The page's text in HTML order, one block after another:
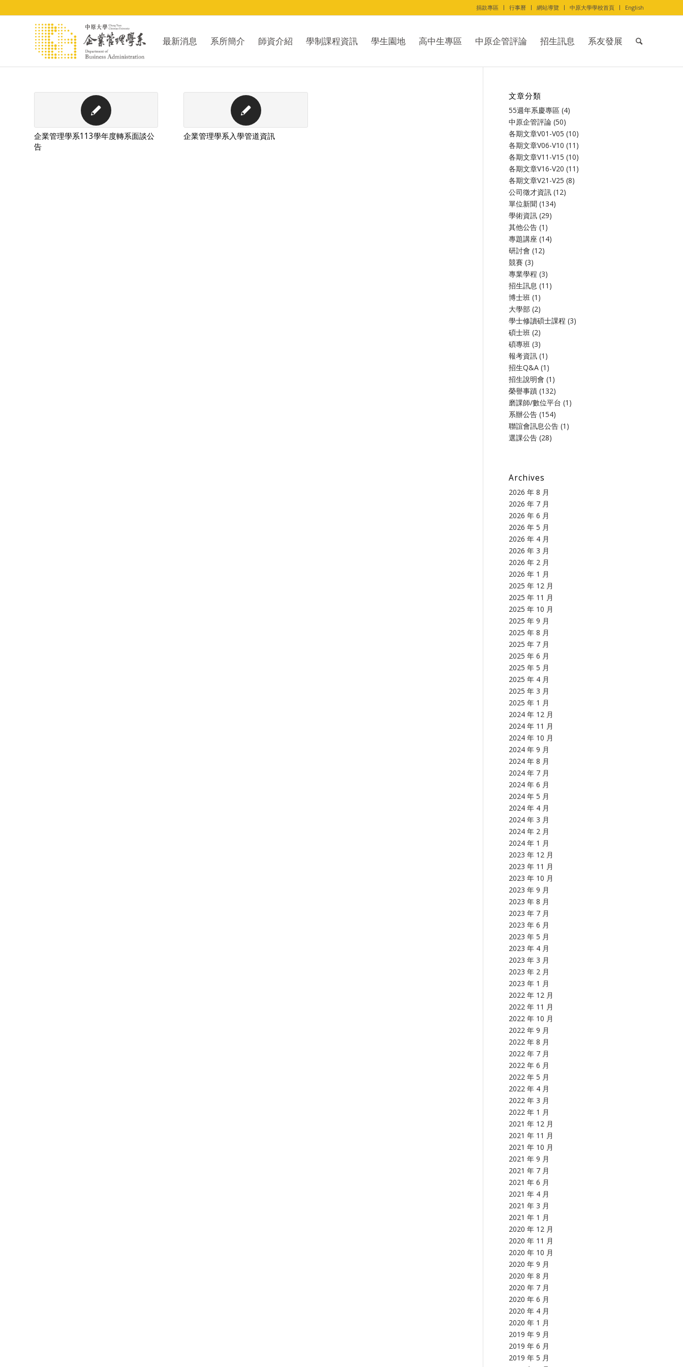
捐款專區 行事曆 網站導覽 中原大學學校首頁 English
最新消息 系所簡介 師資介紹 學制課程資訊 學生園地 高中生專區 中原企管評論 招生訊息 系友發展
企業管理學系113學年度轉系面談公
告
企業管理學系入學管道資訊
文章分類
55週年系慶專區 (4)
中原企管評論 (50)
各期文章V01-V05 (10)
各期文章V06-V10 (11)
各期文章V11-V15 (10)
各期文章V16-V20 (11)
各期文章V21-V25 (8)
公司徵才資訊 (12)
單位新聞 (134)
學術資訊 (29)
其他公告 (1)
專題講座 (14)
研討會 (12)
競賽 (3)
專業學程 (3)
招生訊息 (11)
博士班 (1)
大學部 (2)
學士修讀碩士課程 (3)
碩士班 (2)
碩專班 (3)
報考資訊 (1)
招生Q&A (1)
招生說明會 (1)
榮譽事蹟 (132)
磨課師/數位平台 (1)
系辦公告 (154)
聯誼會訊息公告 (1)
選課公告 (28)
Archives
2026 年 8 月
2026 年 7 月
2026 年 6 月
2026 年 5 月
2026 年 4 月
2026 年 3 月
2026 年 2 月
2026 年 1 月
2025 年 12 月
2025 年 11 月
2025 年 10 月
2025 年 9 月
2025 年 8 月
2025 年 7 月
2025 年 6 月
2025 年 5 月
2025 年 4 月
2025 年 3 月
2025 年 1 月
2024 年 12 月
2024 年 11 月
2024 年 10 月
2024 年 9 月
2024 年 8 月
2024 年 7 月
2024 年 6 月
2024 年 5 月
2024 年 4 月
2024 年 3 月
2024 年 2 月
2024 年 1 月
2023 年 12 月
2023 年 11 月
2023 年 10 月
2023 年 9 月
2023 年 8 月
2023 年 7 月
2023 年 6 月
2023 年 5 月
2023 年 4 月
2023 年 3 月
2023 年 2 月
2023 年 1 月
2022 年 12 月
2022 年 11 月
2022 年 10 月
2022 年 9 月
2022 年 8 月
2022 年 7 月
2022 年 6 月
2022 年 5 月
2022 年 4 月
2022 年 3 月
2022 年 1 月
2021 年 12 月
2021 年 11 月
2021 年 10 月
2021 年 9 月
2021 年 7 月
2021 年 6 月
2021 年 4 月
2021 年 3 月
2021 年 1 月
2020 年 12 月
2020 年 11 月
2020 年 10 月
2020 年 9 月
2020 年 8 月
2020 年 7 月
2020 年 6 月
2020 年 4 月
2020 年 1 月
2019 年 9 月
2019 年 6 月
2019 年 5 月